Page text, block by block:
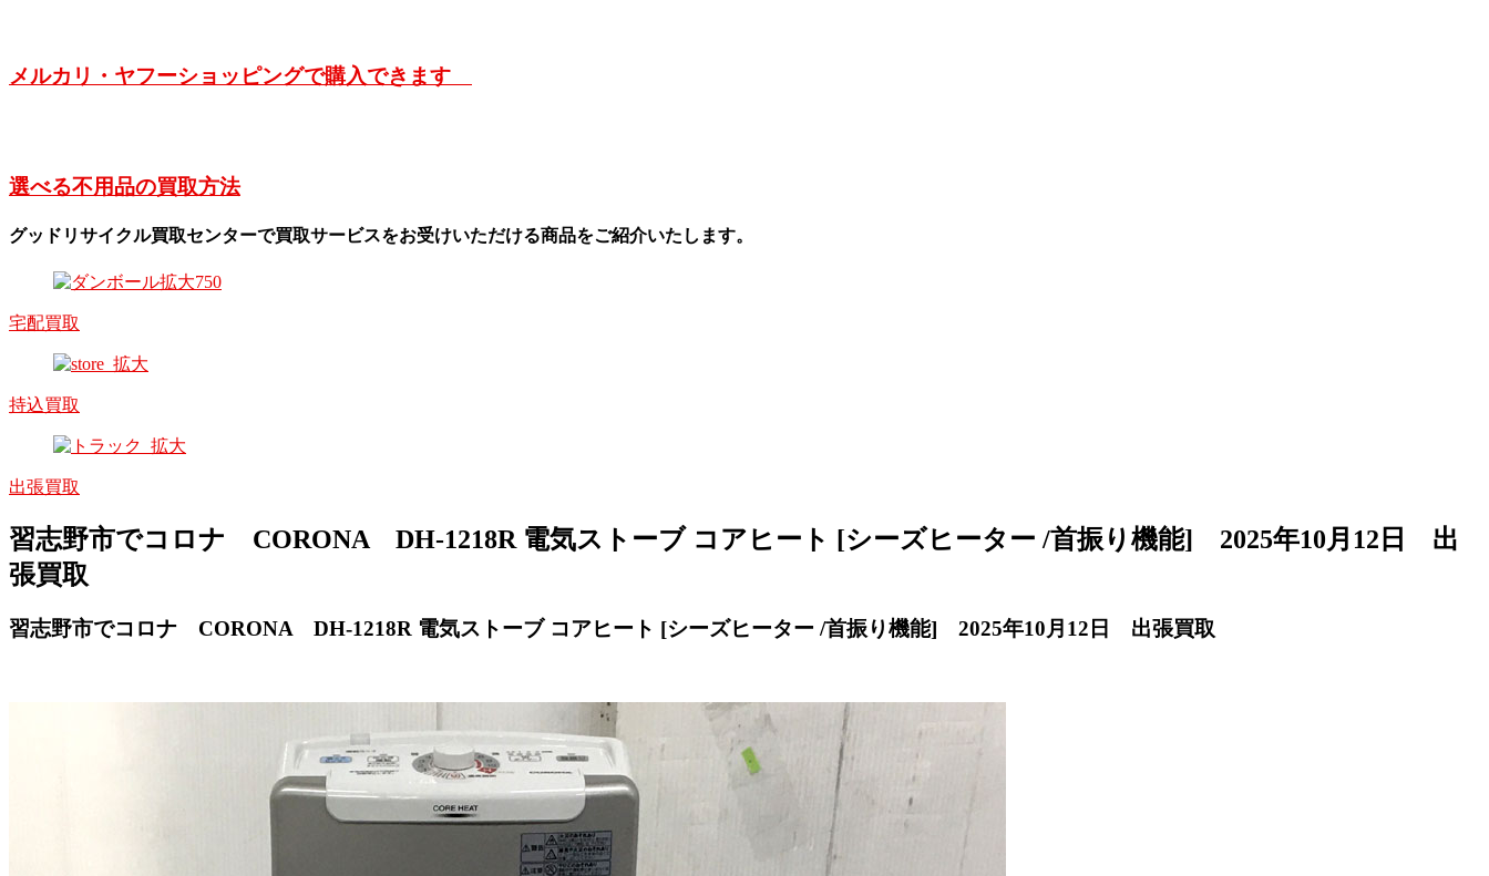
メルカリ・ヤフーショッピングで購入できます
選べる不用品の買取方法
グッドリサイクル買取センターで買取サービスをお受けいただける商品をご紹介いたします。
宅配買取
持込買取
出張買取
習志野市でコロナ CORONA DH-1218R 電気ストーブ コアヒート [シーズヒーター /首振り機能] 2025年10月12日 出
張買取
習志野市でコロナ CORONA DH-1218R 電気ストーブ コアヒート [シーズヒーター /首振り機能] 2025年10月12日 出張買取